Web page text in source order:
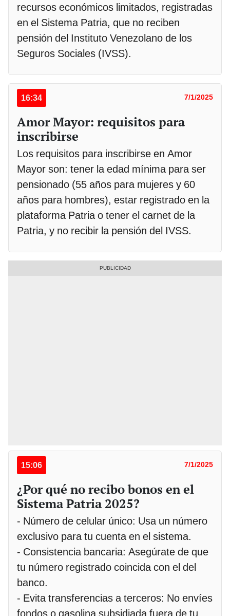
recursos económicos limitados, registradas
en el Sistema Patria, que no reciben
pensión del Instituto Venezolano de los
Seguros Sociales (IVSS).
16:34 7/1/2025
Amor Mayor: requisitos para
inscribirse
Los requisitos para inscribirse en Amor
Mayor son: tener la edad mínima para ser
pensionado (55 años para mujeres y 60
años para hombres), estar registrado en la
plataforma Patria o tener el carnet de la
Patria, y no recibir la pensión del IVSS.
15:06 7/1/2025
¿Por qué no recibo bonos en el
Sistema Patria 2025?
- Número de celular único: Usa un número
exclusivo para tu cuenta en el sistema.
- Consistencia bancaria: Asegúrate de que
tu número registrado coincida con el del
banco.
- Evita transferencias a terceros: No envíes
fondos o gasolina subsidiada fuera de tu